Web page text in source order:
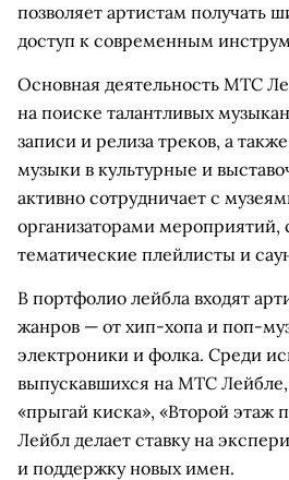
позволяет артистам получать
доступ к современным
Основная деятельность МТС
на поиске талантливых
записи и релиза треков, а
музыки в культурные и
активно сотрудничает с
организаторами мероприятий,
тематические плейлисты и
В портфолио лейбла входят
жанров — от хип-хопа и поп-
электроники и фолка. Среди
выпускавшихся на МТС Лейбле,
«прыгай киска», «Второй этаж
Лейбл делает ставку на
и поддержку новых имен.